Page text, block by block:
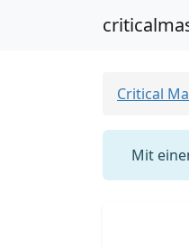
Critical
Mit